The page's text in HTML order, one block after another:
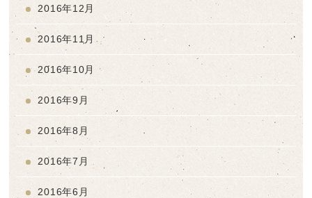
2016年12月
2016年11月
2016年10月
2016年9月
2016年8月
2016年7月
2016年6月